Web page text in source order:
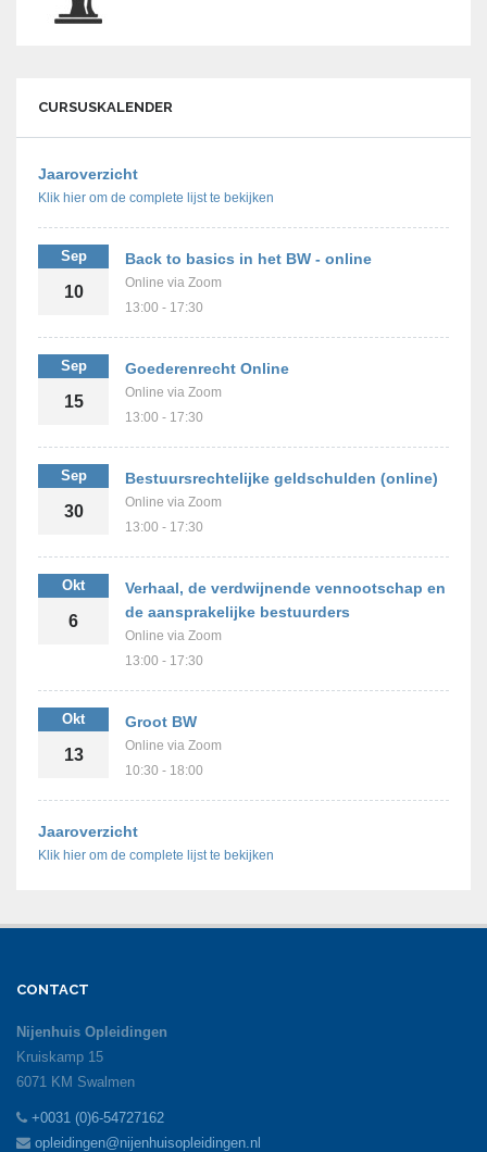
CURSUSKALENDER
Jaaroverzicht
Klik hier om de complete lijst te bekijken
Sep
10
Back to basics in het BW - online
Online via Zoom
13:00 - 17:30
Sep
15
Goederenrecht Online
Online via Zoom
13:00 - 17:30
Sep
30
Bestuursrechtelijke geldschulden (online)
Online via Zoom
13:00 - 17:30
Okt
6
Verhaal, de verdwijnende vennootschap en
de aansprakelijke bestuurders
Online via Zoom
13:00 - 17:30
Okt
13
Groot BW
Online via Zoom
10:30 - 18:00
Jaaroverzicht
Klik hier om de complete lijst te bekijken
CONTACT
Nijenhuis Opleidingen
Kruiskamp 15
6071 KM Swalmen
+0031 (0)6-54727162
opleidingen@nijenhuisopleidingen.nl